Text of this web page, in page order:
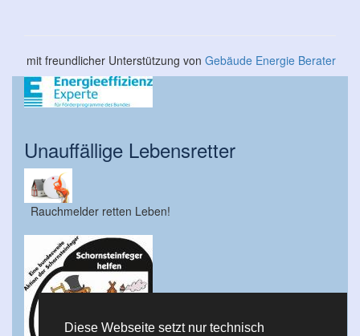
Diese Webseite setzt nur technisch
mit freundlicher Unterstützung von Gebäude Energie Berater
Unauffällige Lebensretter
Rauchmelder retten Leben!